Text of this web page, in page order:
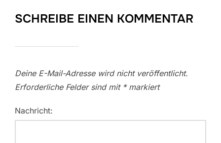
SCHREIBE EINEN KOMMENTAR
Deine E-Mail-Adresse wird nicht veröffentlicht.
Erforderliche Felder sind mit *markiert
Nachricht: